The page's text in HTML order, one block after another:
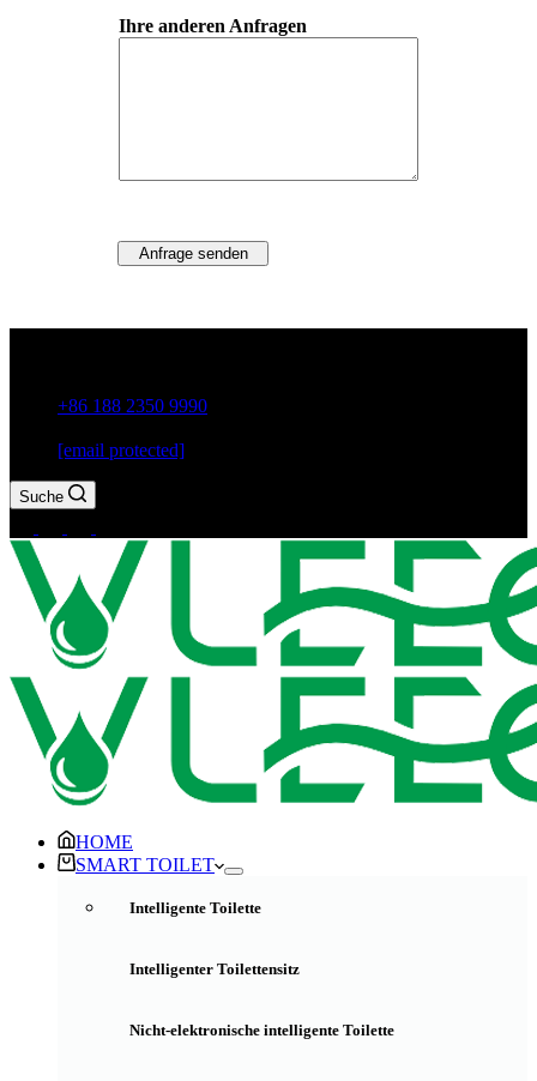
Ihre anderen Anfragen
Anfrage senden
+86 188 2350 9990
[email protected]
Suche
HOME
SMART TOILET
Intelligente Toilette
Intelligenter Toilettensitz
Nicht-elektronische intelligente Toilette